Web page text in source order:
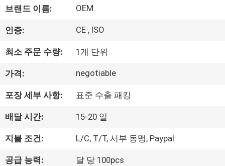
품
저
하
여
브랜드 이름: OEM
인증: CE , ISO
최소 주문 수량: 1개 단위
가격: negotiable
포장 세부 사항: 표준 수출 패킹
배달 시간: 15-20 일
지불 조건: L/C, T/T, 서부 동맹, Paypal
공급 능력: 달 당 100pcs